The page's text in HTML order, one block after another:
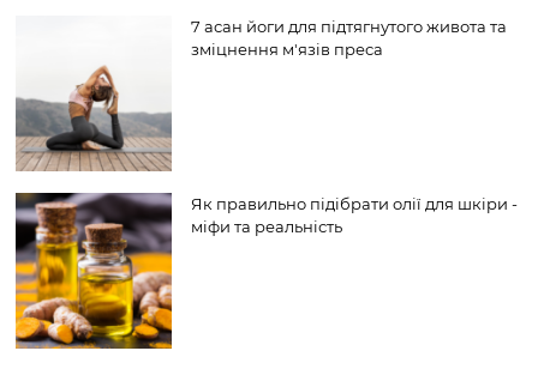
7 асан йоги для підтягнутого живота та
зміцнення м'язів преса
Як правильно підібрати олії для шкіри -
міфи та реальність